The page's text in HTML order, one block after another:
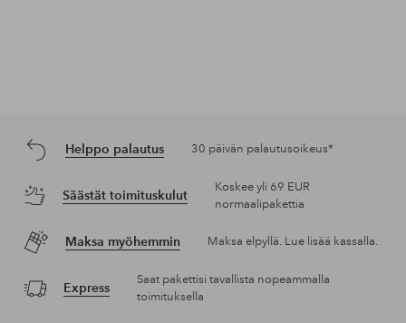
Helppo palautus 30 päivän palautusoikeus*
Säästät toimituskulut
Koskee yli 69 EUR
normaalipakettia
Maksa myöhemmin Maksa elpyllä. Lue lisää kassalla.
Express
Saat pakettisi tavallista nopeammalla
toimituksella